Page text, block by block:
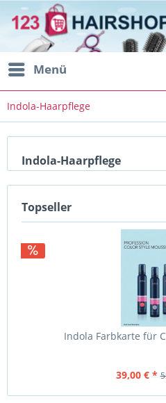
Menü
Indola-Haarpflege
Indola-Haarpflege
Topseller
Indola Farbkarte für
39,00 € *